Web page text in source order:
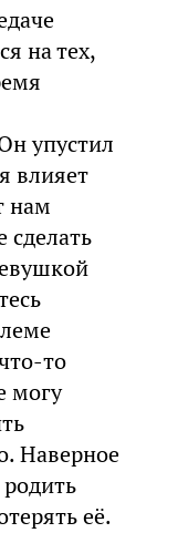
на тех,
упустил
влияет
нам
сделать
то
могу
Наверное
её.